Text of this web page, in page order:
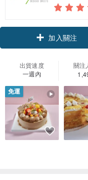
加入關注
出貨速度
一週內
關注
免運